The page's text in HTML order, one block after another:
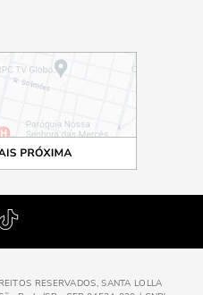
RESERVADOS, SANTA LOLLA